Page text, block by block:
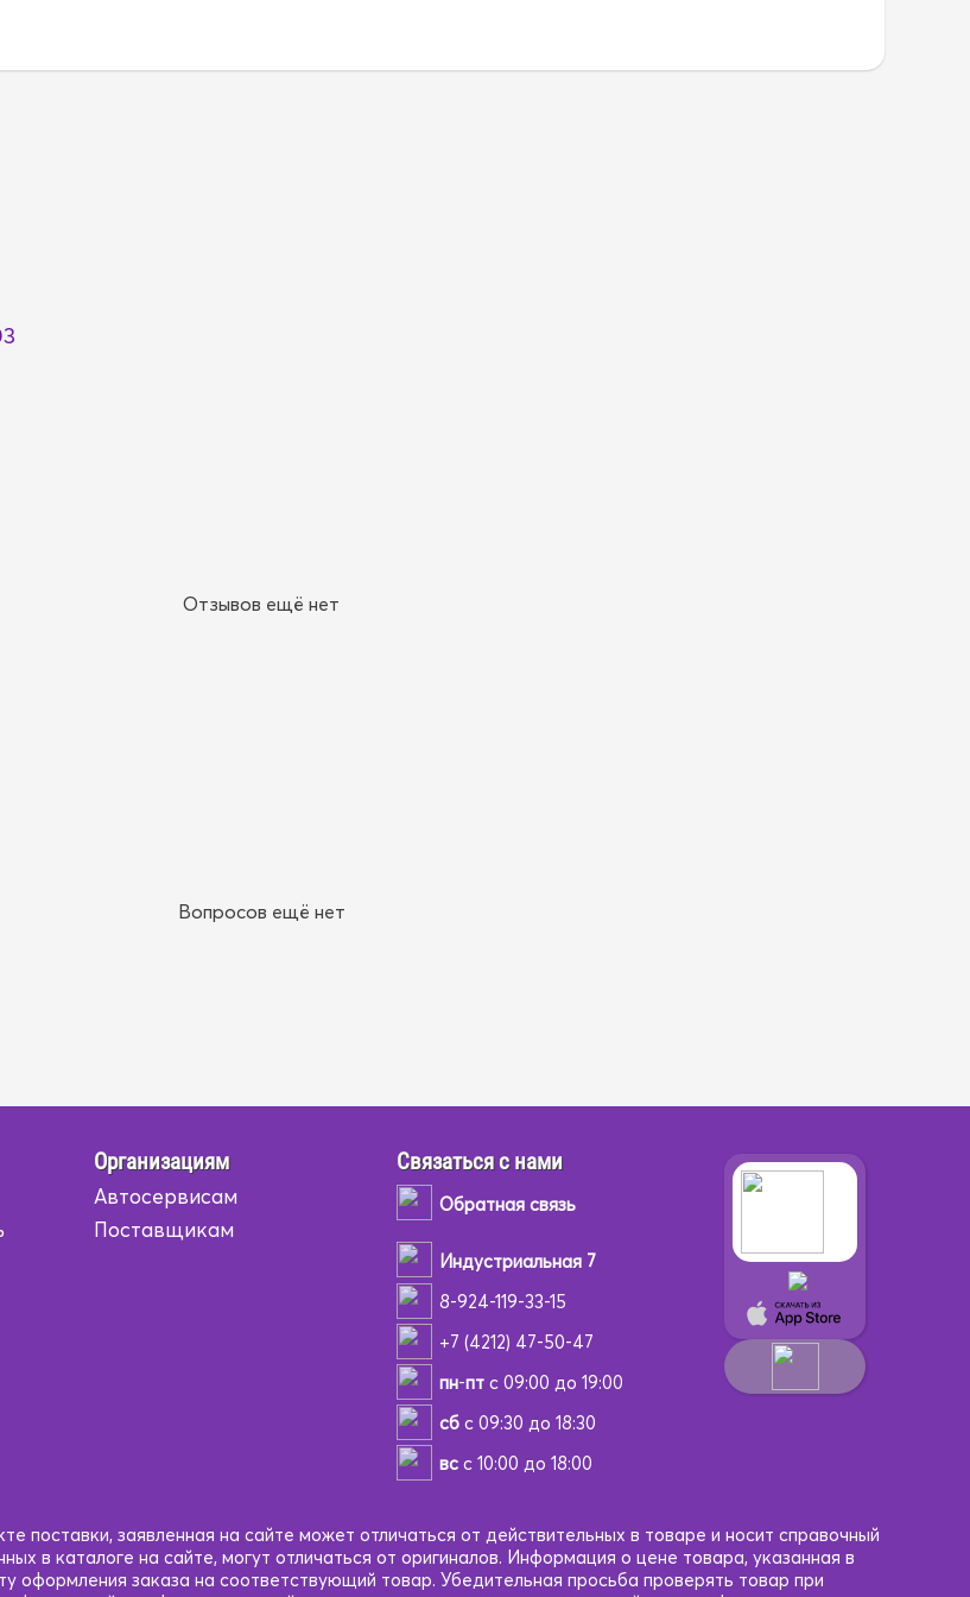
Отзывов ещё нет
Вопросов ещё нет
Организациям
Автосервисам
Поставщикам
Связаться с нами
Обратная связь
Индустриальная 7
8-924-119-33-15
+7 (4212) 47-50-47
пн-пт с 09:00 до 19:00
сб с 09:30 до 18:30
вс с 10:00 до 18:00
поставки, заявленная на сайте может отличаться от действительных в товаре и носит справочный
в каталоге на сайте, могут отличаться от оригиналов. Информация о цене товара, указанная в
оформления заказа на соответствующий товар. Убедительная просьба проверять товар при